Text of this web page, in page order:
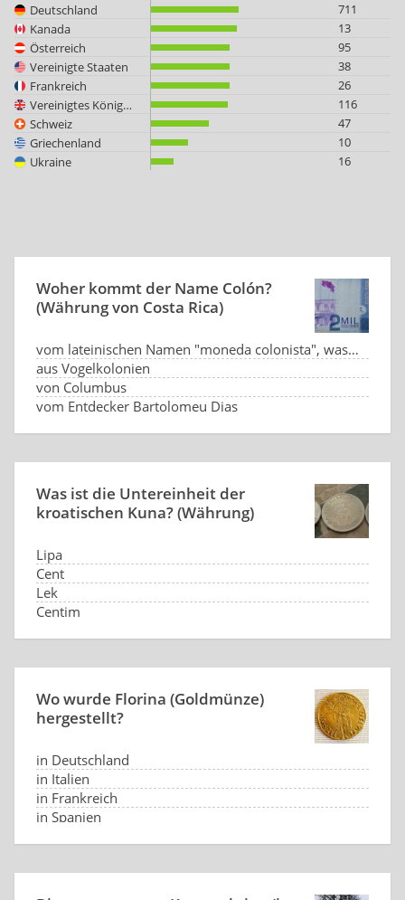
Deutschland
711
Kanada
13
Österreich
95
Vereinigte Staaten
38
Frankreich
26
Vereinigtes Königreich
116
Schweiz
47
Griechenland
10
Ukraine
16
Woher kommt der Name Colón?
(Währung von Costa Rica)
vom lateinischen Namen "moneda colonista", was "Währung der Kolonisten" bedeutet
aus Vogelkolonien
von Columbus
vom Entdecker Bartolomeu Dias
Was ist die Untereinheit der
kroatischen Kuna? (Währung)
Lipa
Cent
Lek
Centim
Wo wurde Florina (Goldmünze)
hergestellt?
in Deutschland
in Italien
in Frankreich
in Spanien